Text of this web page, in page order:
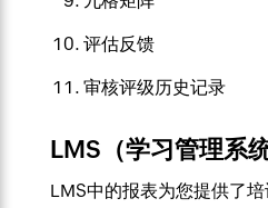
评估反馈
审核评级历史记录
LMS（学习管理系
LMS中的报表为您提供了